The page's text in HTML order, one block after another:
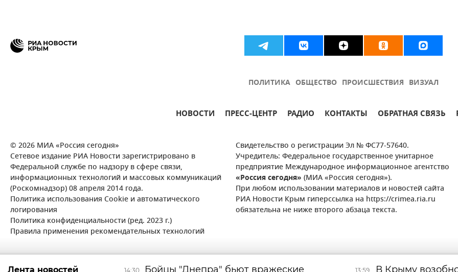
ПОЛИТИКА ОБЩЕСТВО ПРОИСШЕСТВИЯ ВИЗУАЛ
НОВОСТИ ПРЕСС-ЦЕНТР РАДИО КОНТАКТЫ ОБРАТНАЯ СВЯЗЬ
© 2026 МИА «Россия сегодня»
Сетевое издание РИА Новости зарегистрировано в
Федеральной службе по надзору в сфере связи,
информационных технологий и массовых коммуникаций
(Роскомнадзор) 08 апреля 2014 года.
Политика использования Cookie и автоматического
логирования
Политика конфиденциальности (ред. 2023 г.)
Правила применения рекомендательных технологий
Свидетельство о регистрации Эл № ФС77-57640.
Учредитель: Федеральное государственное унитарное
предприятие Международное информационное агентство
«Россия сегодня» (МИА «Россия сегодня»).
При любом использовании материалов и новостей сайта
РИА Новости Крым гиперссылка на https://crimea.ria.ru
обязательна не ниже второго абзаца текста.
14:30 Бойцы "Днепра" бьют вражеские 13:59 В Крыму
Лента новостей